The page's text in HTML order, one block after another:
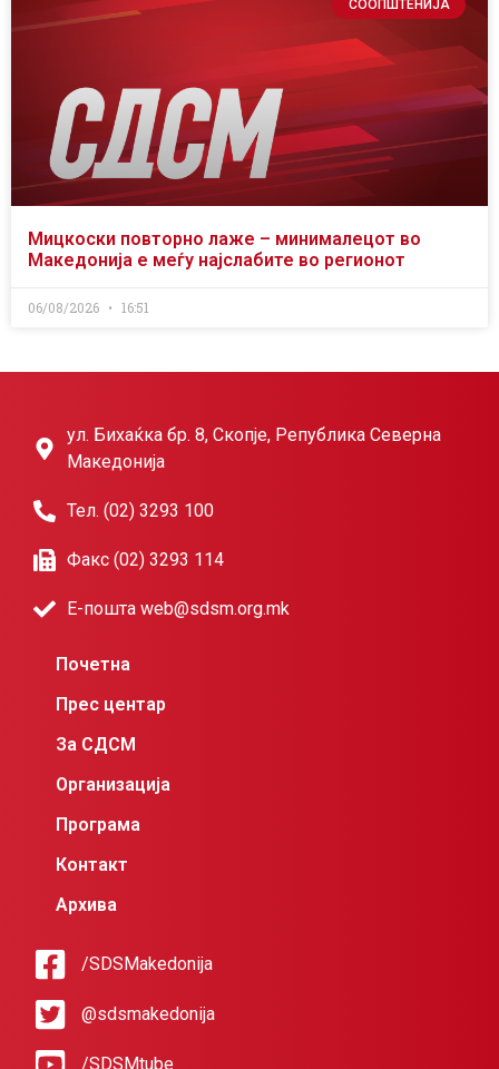
СООПШТЕНИЈА
Мицкоски повторно лаже – минималецот во
Македонија е меѓу најслабите во регионот
06/08/2026 16:51
ул. Бихаќка бр. 8, Скопје, Република Северна
Македонија
Тел. (02) 3293 100
Факс (02) 3293 114
Е-пошта web@sdsm.org.mk
Почетна
Прес центар
За СДСМ
Организација
Програма
Контакт
Архива
/SDSMakedonija
@sdsmakedonija
/SDSMtube